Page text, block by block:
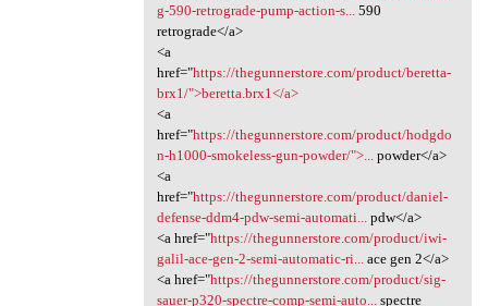
g-590-retrograde-pump-action-s...
590
retrograde</a>
<a
href="https://thegunnerstore.com/product/beretta-
brx1/">beretta.brx1</a>
<a
href="https://thegunnerstore.com/product/hodgdo
n-h1000-smokeless-gun-powder/">...
powder</a>
<a
href="https://thegunnerstore.com/product/daniel-
defense-ddm4-pdw-semi-automati...
pdw</a>
<a href="https://thegunnerstore.com/product/iwi-
galil-ace-gen-2-semi-automatic-ri...
ace gen 2</a>
<a href="https://thegunnerstore.com/product/sig-
sauer-p320-spectre-comp-semi-auto...
spectre